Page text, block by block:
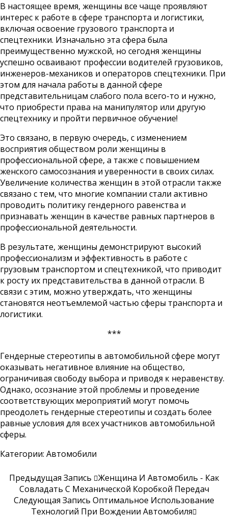
В настоящее время, женщины все чаще проявляют
интерес к работе в сфере транспорта и логистики,
включая освоение грузового транспорта и
спецтехники. Изначально эта сфера была
преимущественно мужской, но сегодня женщины
успешно осваивают профессии водителей грузовиков,
инженеров-механиков и операторов спецтехники. При
этом для начала работы в данной сфере
представительницам слабого пола всего-то и нужно,
что приобрести права на манипулятор или другую
спецтехнику и пройти первичное обучение!
Это связано, в первую очередь, с изменением
восприятия обществом роли женщины в
профессиональной сфере, а также с повышением
женского самосознания и уверенности в своих силах.
Увеличение количества женщин в этой отрасли также
связано с тем, что многие компании стали активно
проводить политику гендерного равенства и
признавать женщин в качестве равных партнеров в
профессиональной деятельности.
В результате, женщины демонстрируют высокий
профессионализм и эффективность в работе с
грузовым транспортом и спецтехникой, что приводит
к росту их представительства в данной отрасли. В
связи с этим, можно утверждать, что женщины
становятся неотъемлемой частью сферы транспорта и
логистики.
***
Гендерные стереотипы в автомобильной сфере могут
оказывать негативное влияние на общество,
ограничивая свободу выбора и приводя к неравенству.
Однако, осознание этой проблемы и проведение
соответствующих мероприятий могут помочь
преодолеть гендерные стереотипы и создать более
равные условия для всех участников автомобильной
сферы.
Категории: Автомобили
Предыдущая Запись
Женщина И Автомобиль - Как
Совладать С Механической Коробкой Передач
Следующая Запись Оптимальное Использование
Технологий При Вождении Автомобиля